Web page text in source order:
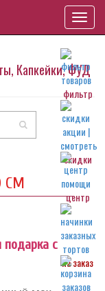
фильтр
скидки
центр
на заказ
Капкейки, ФУД
СМ
с